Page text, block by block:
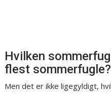
Hvilken
flest sommerfugle?
Men det er ikke ligegyldigt,